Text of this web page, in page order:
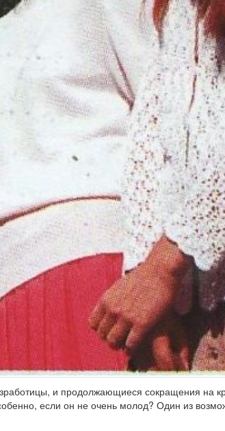
и продолжающиеся сокращения на
если он не очень молод? Один из